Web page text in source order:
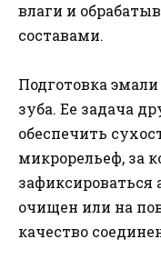
влаги и
составами.
Подготовка
зуба. Ее задача
обеспечить
микрорельеф, за
зафиксироваться
очищен или на
качество